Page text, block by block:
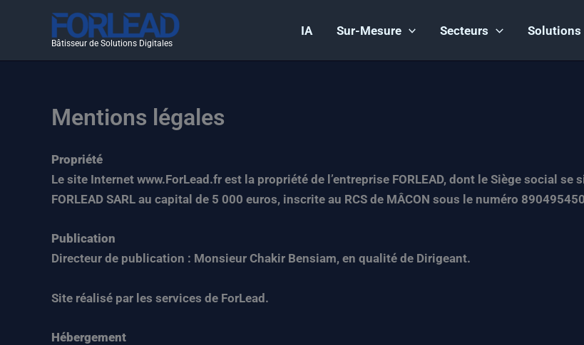
Bâtisseur de Solutions Digitales
IA Sur-Mesure Secteurs Solutions
Mentions légales
Propriété
Le site Internet www.ForLead.fr est la propriété de l’entreprise FORLEAD, dont le Siège social
FORLEAD SARL au capital de 5 000 euros, inscrite au RCS de MÂCON sous le numéro
Publication
Directeur de publication : Monsieur Chakir Bensiam, en qualité de Dirigeant.
Site réalisé par les services de ForLead.
Hébergement